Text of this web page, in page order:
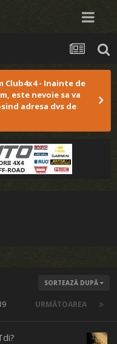
- Inainte de
este nevoie sa va
adresa dvs de
SORTEAZĂ DUPĂ
URMĂTOAREA